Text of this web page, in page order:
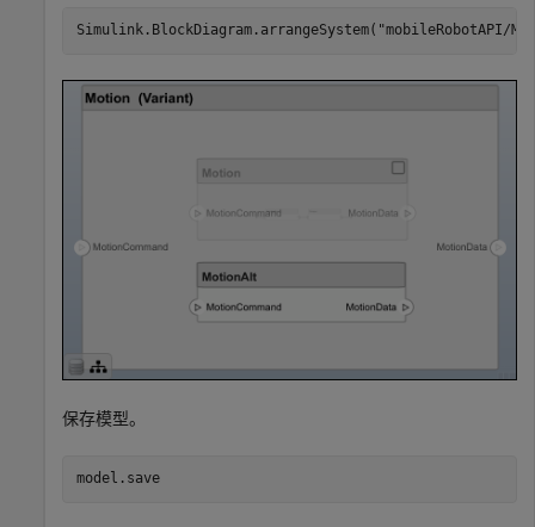
Simulink.BlockDiagram.arrangeSystem( "mobileRobotAPI/
保存模型。
model.save